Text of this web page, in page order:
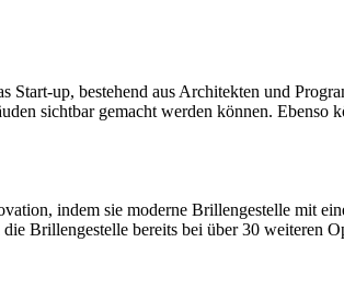
up, bestehend aus Architekten und
sichtbar gemacht werden können. Ebenso
indem sie moderne Brillengestelle mit
Brillengestelle bereits bei über 30 weiteren